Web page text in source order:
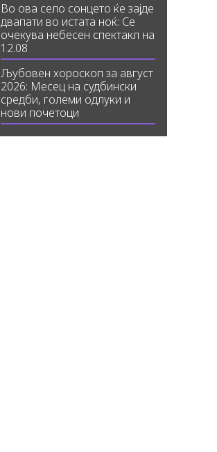
Во ова село сонцето ќе зајде
двапати во истата ноќ: Се
очекува небесен спектакл на
12.08
Љубовен хороскоп за август
2026: Месец на судбински
средби, големи одлуки и
нови почетоци